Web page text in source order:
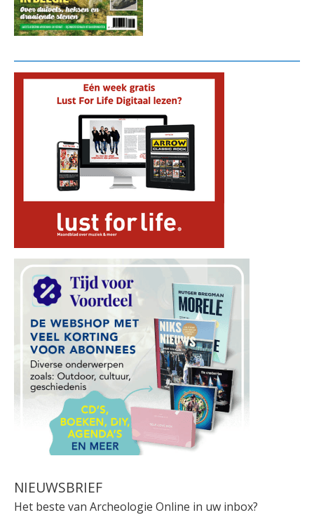
NIEUWSBRIEF
Het beste van Archeologie Online in uw inbox?